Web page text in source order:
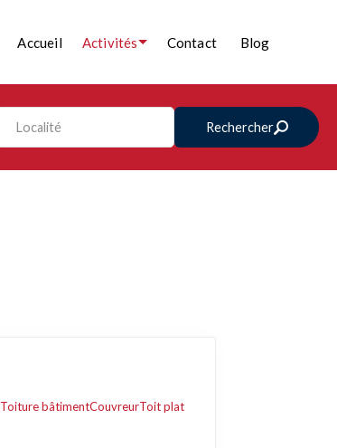
Accueil Activités Contact Blog
Localité Rechercher
Toiture bâtimentCouvreurToit plat